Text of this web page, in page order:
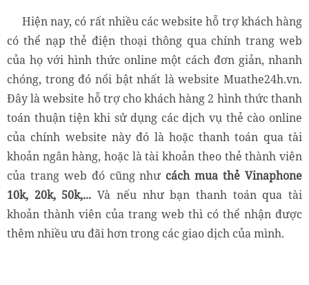
Hiện nay, có rất nhiều các website hỗ trợ khách hàng
có thể nạp thẻ điện thoại thông qua chính trang web
của họ với hình thức online một cách đơn giản, nhanh
chóng, trong đó nổi bật nhất là website Muathe24h.vn.
Đây là website hỗ trợ cho khách hàng 2 hình thức thanh
toán thuận tiện khi sử dụng các dịch vụ thẻ cào online
của chính website này đó là hoặc thanh toán qua tài
khoản ngân hàng, hoặc là tài khoản theo thẻ thành viên
của trang web đó cũng như cách mua thẻ Vinaphone
10k, 20k, 50k,... Và nếu như bạn thanh toán qua tài
khoản thành viên của trang web thì có thể nhận được
thêm nhiều ưu đãi hơn trong các giao dịch của mình.